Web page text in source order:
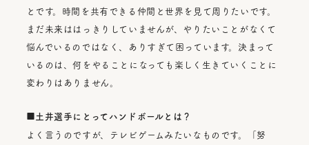
とです。時間を共有できる仲間と世界を見て周りたいです。
まだ未来ははっきりしていませんが、やりたいことがなくて
悩んでいるのではなく、ありすぎて困っています。決まって
いるのは、何をやることになっても楽しく生きていくことに
変わりはありません。
■土井選手にとってハンドボールとは？
よく言うのですが、テレビゲームみたいなものです。「努